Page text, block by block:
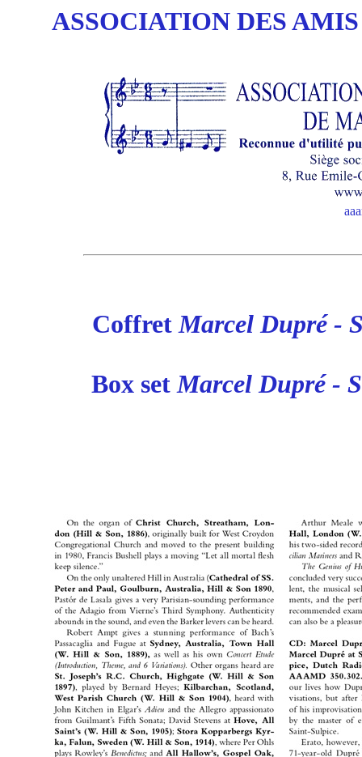
ASSOCIATION DES
CoffretMarcel Dupré -
Box setMarcel Dupré -